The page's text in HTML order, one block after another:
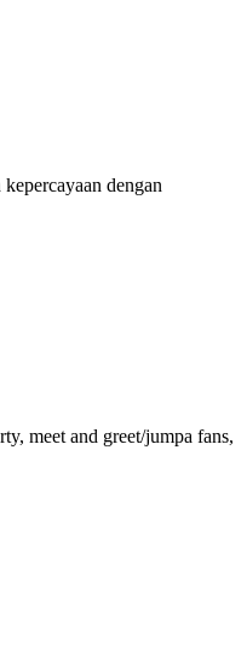
dengan
meet and greet/jumpa fans,